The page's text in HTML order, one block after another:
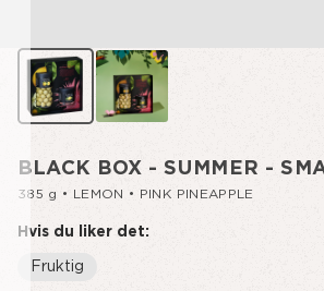
BLACK BOX - SUMMER -
385 g • LEMON • PINK PINEAPPLE
Hvis du liker det:
Fruktig